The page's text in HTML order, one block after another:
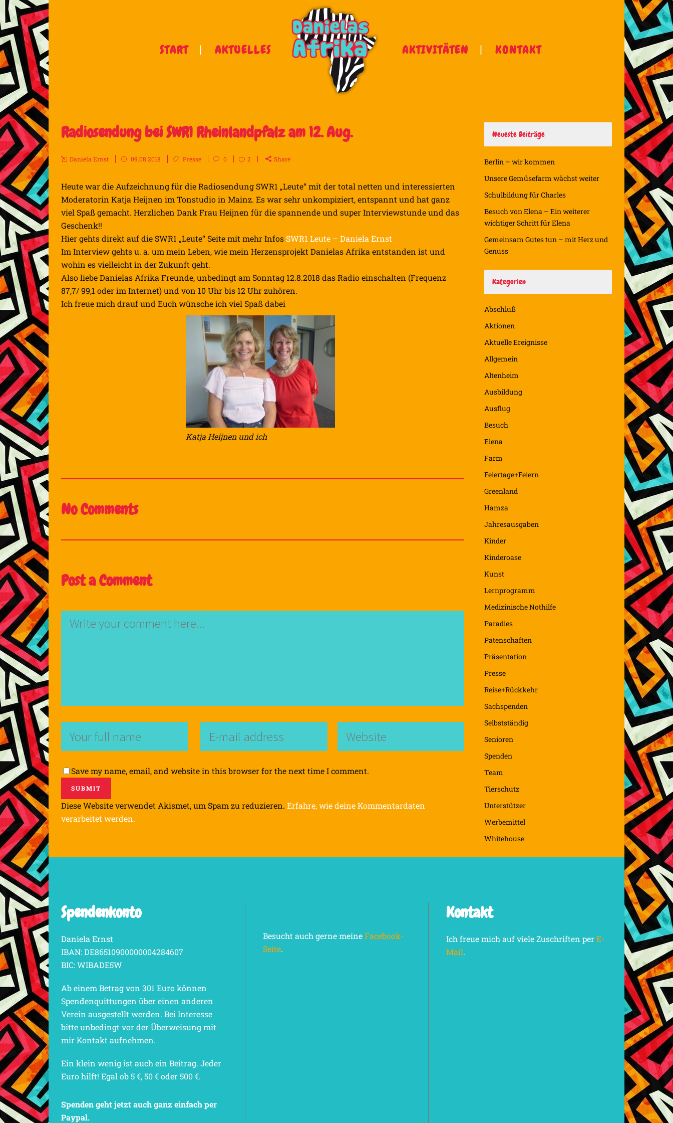
START AKTUELLES AKTIVITÄTEN KONTAKT
Radiosendung bei SWR1 Rheinlandpfalz am 12. Aug.
Daniela Ernst 09.08.2018 Presse 0 2 Share
Heute war die Aufzeichnung für die Radiosendung SWR1 „Leute“ mit der total netten und interessierten
Moderatorin Katja Heijnen im Tonstudio in Mainz. Es war sehr unkompiziert, entspannt und hat ganz
viel Spaß gemacht. Herzlichen Dank Frau Heijnen für die spannende und super Interviewstunde und das
Geschenk!!
Hier gehts direkt auf die SWR1 „Leute“ Seite mit mehr InfosSWR1 Leute – Daniela Ernst
Im Interview gehts u. a. um mein Leben, wie mein Herzensprojekt Danielas Afrika entstanden ist und
wohin es vielleicht in der Zukunft geht.
Also liebe Danielas Afrika Freunde, unbedingt am Sonntag 12.8.2018 das Radio einschalten (Frequenz
87,7/ 99,1 oder im Internet) und von 10 Uhr bis 12 Uhr zuhören.
Ich freue mich drauf und Euch wünsche ich viel Spaß dabei
Katja Heijnen und ich
No Comments
Post a Comment
Save my name, email, and website in this browser for the next time I comment.
Diese Website verwendet Akismet, um Spam zu reduzieren. Erfahre, wie deine Kommentardaten
verarbeitet werden.
Neueste Beiträge
Berlin – wir kommen
Unsere Gemüsefarm wächst weiter
Schulbildung für Charles
Besuch von Elena – Ein weiterer
wichtiger Schritt für Elena
Gemeinsam Gutes tun – mit Herz und
Genuss
Kategorien
Abschluß
Aktionen
Aktuelle Ereignisse
Allgemein
Altenheim
Ausbildung
Ausflug
Besuch
Elena
Farm
Feiertage+Feiern
Greenland
Hamza
Jahresausgaben
Kinder
Kinderoase
Kunst
Lernprogramm
Medizinische Nothilfe
Paradies
Patenschaften
Präsentation
Presse
Reise+Rückkehr
Sachspenden
Selbstständig
Senioren
Spenden
Team
Tierschutz
Unterstützer
Werbemittel
Whitehouse
Spendenkonto
Daniela Ernst
IBAN: DE86510900000004284607
BIC: WIBADE5W
Ab einem Betrag von 301 Euro können
Spendenquittungen über einen anderen
Verein ausgestellt werden. Bei Interesse
bitte unbedingt vor der Überweisung mit
mir Kontakt aufnehmen.
Ein klein wenig ist auch ein Beitrag. Jeder
Euro hilft! Egal ob 5 €, 50 € oder 500 €.
Spenden geht jetzt auch ganz einfach per
Paypal.
Besucht auch gerne meineFacebook-
Seite.
Kontakt
Ich freue mich auf viele Zuschriften perE-
Mail.